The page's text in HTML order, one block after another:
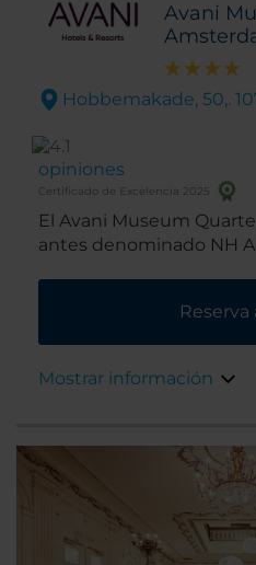
Avani
Hobbemakade, 50,.
opiniones
Certificado de Excelencia 2025
El Avani Museum
antes denominado NH
Pijp. Gracias a la
establecimiento, podrás
famosos cercanos. Por
un radio de un
precioso canal y la
P.C. Hoofstraat, están a
pie.
Reserva
Mostrar información